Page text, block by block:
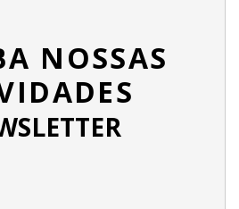
NOSSAS